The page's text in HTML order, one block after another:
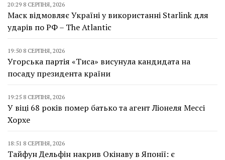
20:29 8 СЕРПНЯ, 2026
Маск відмовляє Україні у використанні Starlink для
ударів по РФ – The Atlantic
19:50 8 СЕРПНЯ, 2026
Угорська партія «Тиса» висунула кандидата на
посаду президента країни
19:25 8 СЕРПНЯ, 2026
У віці 68 років помер батько та агент Ліонеля Мессі
Хорхе
18:51 8 СЕРПНЯ, 2026
Тайфун Дельфін накрив Окінаву в Японії: є